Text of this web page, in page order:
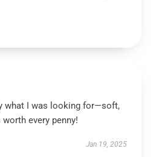
what I was looking for—soft,
every penny!
Jan 19, 2025